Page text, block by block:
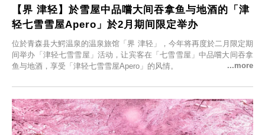
【界 津轻】於雪屋中品嚐大间吞拿鱼与地酒的「津
轻七雪雪屋Apero」於2月期间限定举办
位於青森县大鰐温泉的温泉旅馆「界 津轻」，今年将再度於二月限定期
间举办「津轻七雪雪屋」活动，让宾客在「七雪雪屋」中品嚐大间吞拿
鱼与地酒，享受「津轻七雪雪屋Apero」的风情。